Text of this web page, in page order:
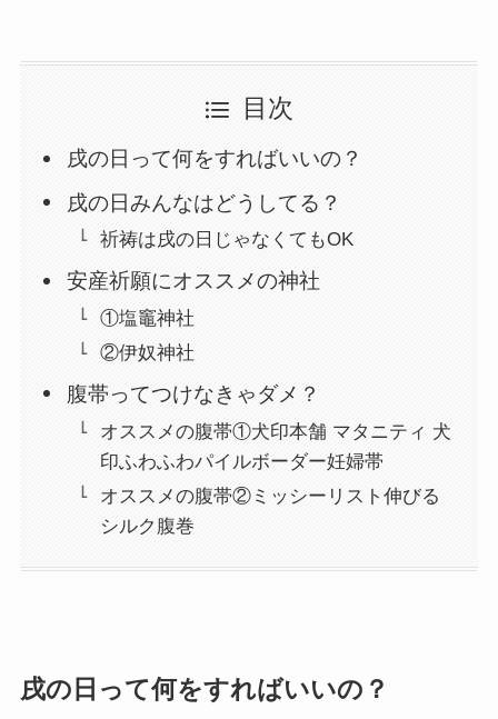
目次
戌の日って何をすればいいの？
戌の日みんなはどうしてる？
祈祷は戌の日じゃなくてもOK
安産祈願にオススメの神社
①塩竈神社
②伊奴神社
腹帯ってつけなきゃダメ？
オススメの腹帯①犬印本舗 マタニティ 犬
印ふわふわパイルボーダー妊婦帯
オススメの腹帯②ミッシーリスト伸びる
シルク腹巻
戌の日って何をすればいいの？